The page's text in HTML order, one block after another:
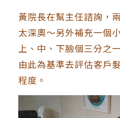
黃院長在幫主任諮詢，
太深奧～另外補充一個
上 、 中 、 下臉個三分之
由此為基準去評估客戶
程度。